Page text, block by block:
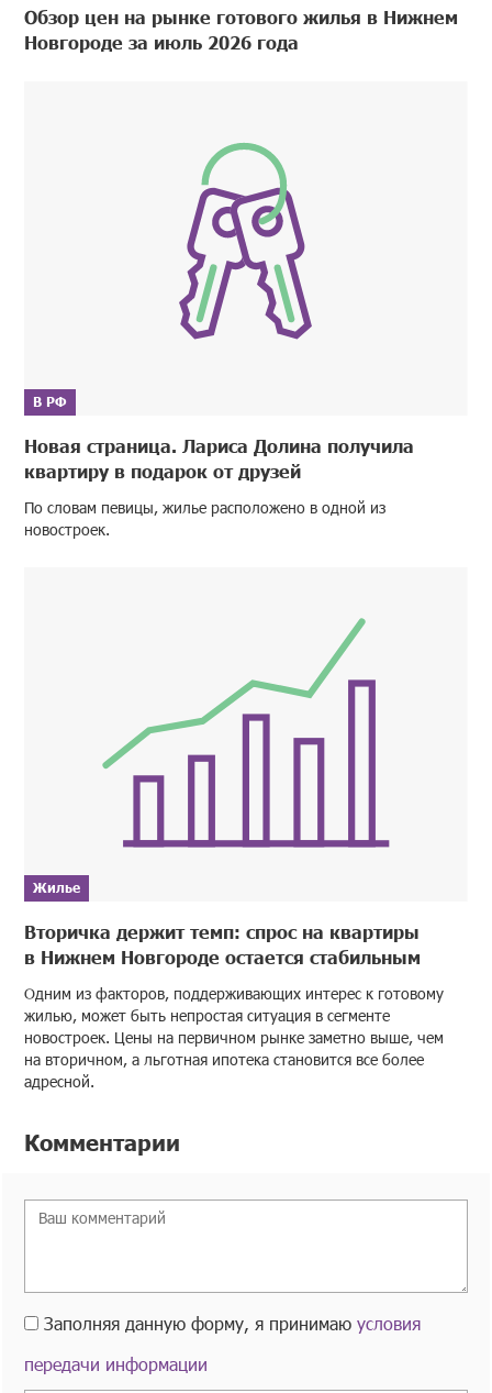
Обзор цен на рынке готового жилья в Нижнем
Новгороде за июль 2026 года
В РФ
Новая страница. Лариса Долина получила
квартиру в подарок от друзей
По словам певицы, жилье расположено в одной из
новостроек.
Жилье
Вторичка держит темп: спрос на квартиры
в Нижнем Новгороде остается стабильным
Одним из факторов, поддерживающих интерес к готовому
жилью, может быть непростая ситуация в сегменте
новостроек. Цены на первичном рынке заметно выше, чем
на вторичном, а льготная ипотека становится все более
адресной.
Комментарии
Заполняя данную форму, я принимаюусловия
передачи информации